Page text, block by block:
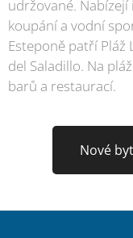
udržované.
koupání a vodní
Esteponě patří Pláž
del Saladillo. Na
barů a restaurací.
Nové